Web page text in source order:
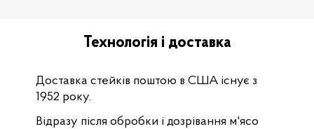
Доставка стейків поштою в США існує з
1952 року.
Технологія і доставка
Відразу після обробки і дозрівання м'ясо